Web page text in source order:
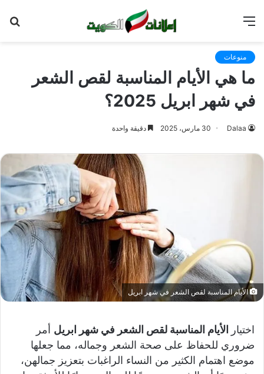
منوعات
ما هي الأيام المناسبة لقص الشعر
في شهر ابريل 2025؟
Dalaa 30 مارس، 2025 دقيقة واحدة
الأيام المناسبة لقص الشعر في شهر ابريل
اختيار الأيام المناسبة لقص الشعر في شهر ابريل أمر
ضروري للحفاظ على صحة الشعر وجماله، مما جعلها
موضع اهتمام الكثير من النساء الراغبات بتعزيز جمالهن،